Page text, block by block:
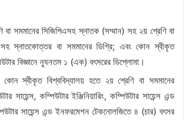
বা সমমানের সিজিপিএসহ স্নাতক (সম্মান) সহ ২য় শ্রেণি বা
স্নাতকোত্তর বা সমমানের ডিগ্রি; এবং কোন স্বীকৃত
বিজ্ঞানে ন্যূনতম ১ (এক) বৎসরের ডিপ্লোমা।
কোন স্বীকৃত বিশ্ববিদ্যালয় হতে ২য় শ্রেণি বা সমমানের
সায়েন্স, কম্পিউটার ইঞ্জিনিয়ারিং, কম্পিউটার সায়েন্স এন্ড
সায়েন্স এন্ড ইনফরমেশন টেকনোলজিতে ৪ (চার) বৎসর